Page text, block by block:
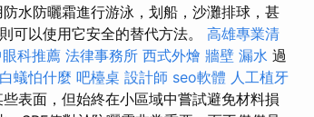
水防曬霜進行游泳，划船，沙灘排球，甚
可以使用它安全的替代方法。 高雄專業清
科推薦 法律事務所 西式外燴 牆壁 漏水 過
白蟻怕什麼 吧檯桌 設計師 seo軟體 人工植牙
表面，但始終在小區域中嘗試避免材料損